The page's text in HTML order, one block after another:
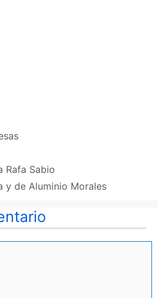
Rafa Sabio
y de Aluminio Morales